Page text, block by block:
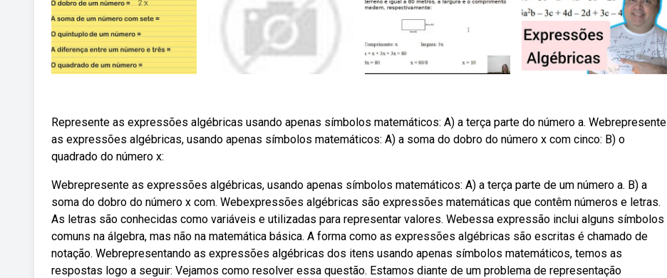
Represente as expressões algébricas usando apenas símbolos matemáticos: A) a terça parte do número a. Webrepresente
as expressões algébricas, usando apenas símbolos matemáticos: A) a soma do dobro do número x com cinco: B) o
quadrado do número x:
Webrepresente as expressões algébricas, usando apenas símbolos matemáticos: A) a terça parte de um número a. B) a
soma do dobro do número x com. Webexpressões algébricas são expressões matemáticas que contêm números e letras.
As letras são conhecidas como variáveis e utilizadas para representar valores. Webessa expressão inclui alguns símbolos
comuns na álgebra, mas não na matemática básica. A forma como as expressões algébricas são escritas é chamado de
notação. Webrepresentando as expressões algébricas dos itens usando apenas símbolos matemáticos, temos as
respostas logo a seguir: Vejamos como resolver essa questão. Estamos diante de um problema de representação